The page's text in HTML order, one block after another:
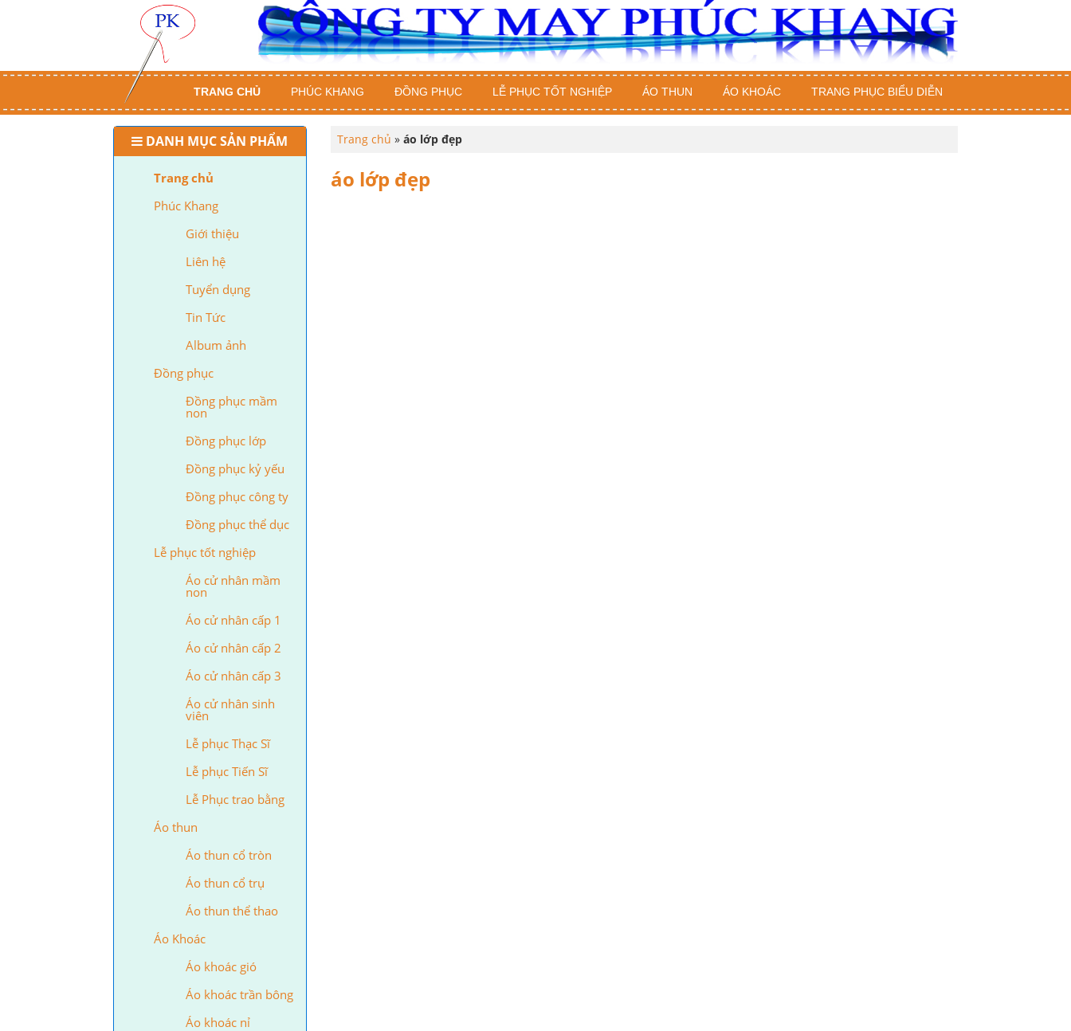
TRANG CHỦ PHÚC KHANG ĐỒNG PHỤC LỄ PHỤC TỐT NGHIỆP ÁO THUN ÁO KHOÁC TRANG PHỤC BIỂU DIỄN
DANH MỤC SẢN PHẨM
Trang chủ
Phúc Khang
Giới thiệu
Liên hệ
Tuyển dụng
Tin Tức
Album ảnh
Đồng phục
Đồng phục mầm
non
Đồng phục lớp
Đồng phục kỷ yếu
Đồng phục công ty
Đồng phục thể dục
Lễ phục tốt nghiệp
Áo cử nhân mầm
non
Áo cử nhân cấp 1
Áo cử nhân cấp 2
Áo cử nhân cấp 3
Áo cử nhân sinh
viên
Lễ phục Thạc Sĩ
Lễ phục Tiến Sĩ
Lễ Phục trao bằng
Áo thun
Áo thun cổ tròn
Áo thun cổ trụ
Áo thun thể thao
Áo Khoác
Áo khoác gió
Áo khoác trần bông
Áo khoác nỉ
Trang chủ » áo lớp đẹp
áo lớp đẹp